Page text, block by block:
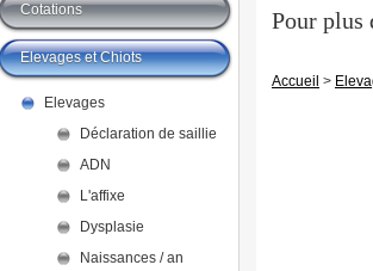
Pour
Accueil >
Cotations
Elevages et Chiots
Elevages
Déclaration de saillie
ADN
L'affixe
Dysplasie
Naissances / an